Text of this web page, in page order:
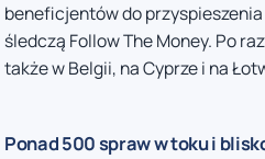
beneficjentów do
śledczą Follow The Money. Po
także w Belgii, na Cyprze i na
Ponad 500 spraw w toku i